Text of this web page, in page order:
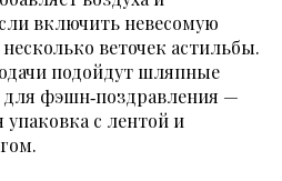
включить невесомую
веточек астильбы.
подойдут шляпные
фэшн‑поздравления —
упаковка с лентой и